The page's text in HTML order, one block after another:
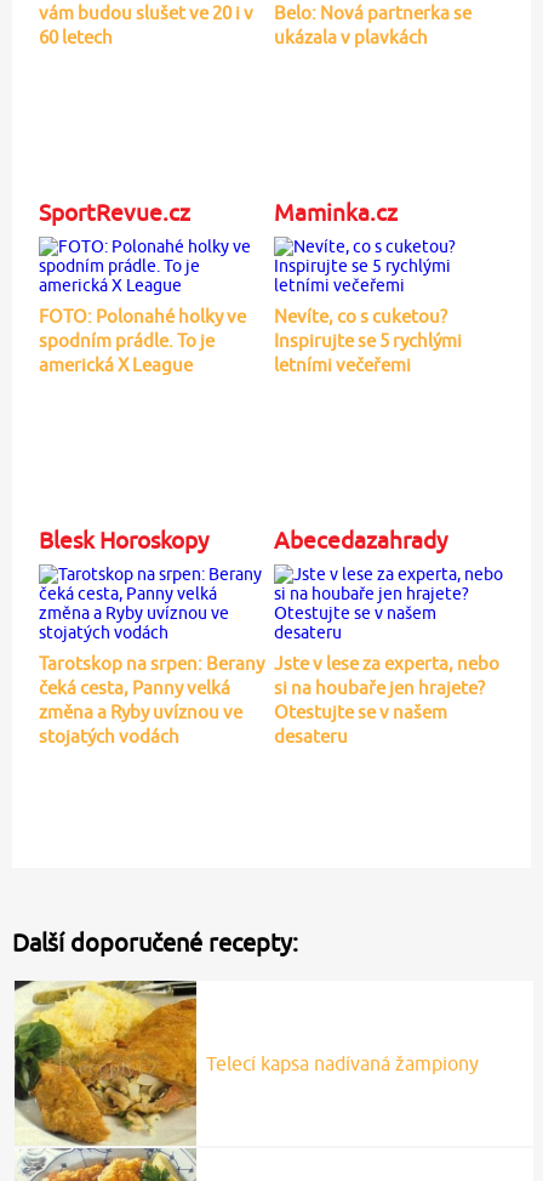
vám budou slušet ve 20 i v
60 letech
Belo: Nová partnerka se
ukázala v plavkách
SportRevue.cz
FOTO: Polonahé holky ve
spodním prádle. To je
americká X League
Maminka.cz
Nevíte, co s cuketou?
Inspirujte se 5 rychlými
letními večeřemi
Blesk Horoskopy
Tarotskop na srpen: Berany
čeká cesta, Panny velká
změna a Ryby uvíznou ve
stojatých vodách
Abecedazahrady
Jste v lese za experta, nebo
si na houbaře jen hrajete?
Otestujte se v našem
desateru
Další doporučené recepty:
Telecí kapsa nadívaná žampiony